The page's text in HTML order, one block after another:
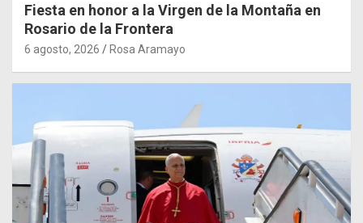
Fiesta en honor a la Virgen de la Montaña en
Rosario de la Frontera
6 agosto, 2026 Rosa Aramayo